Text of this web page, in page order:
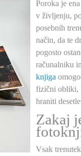
Poroka je
v življenju,
posebnih
način, da te
pogosto
računalniku
knjiga
fizični obliki,
hraniti
Zakaj
Vsak